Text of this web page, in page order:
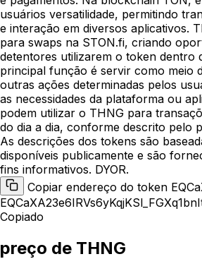
usuários versatilidade, permitindo
e interação em diversos aplicativos.
para swaps na STON.fi, criando
detentores utilizarem o token dentro
principal função é servir como meio
outras ações determinadas pelos
as necessidades da plataforma ou
podem utilizar o THNG para
do dia a dia, conforme descrito pelo
As descrições dos tokens são
disponíveis publicamente e são
fins informativos. DYOR.
Copiar endereço do token
Copiado
preço de THNG